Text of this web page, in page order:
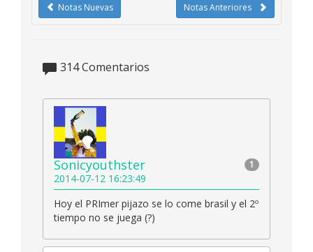
Notas Anteriores
Notas Nuevas
314Comentarios
1
Sonicyouthster
2014-07-12 16:23:49
Hoy el PRImer pijazo se lo come brasil y el 2º
tiempo no se juega (?)